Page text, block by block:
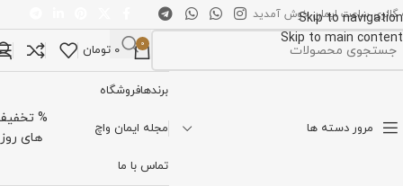
Skip to navigation
Skip to main content
گالری ساعت ایمان خوش آمدید
0
0 تومان
مرور دسته ها
برندهافروشگاه
مجله ایمان واچ
تماس با ما
%
های روز